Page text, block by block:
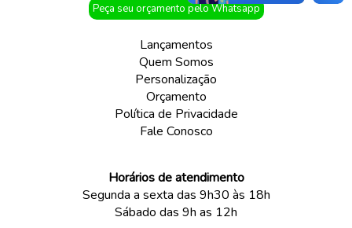
Peça seu orçamento pelo Whatsapp
Lançamentos
Quem Somos
Personalização
Orçamento
Política de Privacidade
Fale Conosco
Horários de atendimento
Segunda a sexta das 9h30 às 18h
Sábado das 9h as 12h